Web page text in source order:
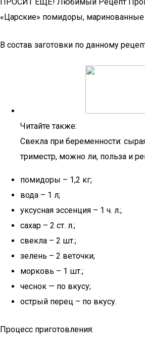
«Царские» помидоры, маринованные
В состав заготовки по данному
Читайте также:
Свекла при беременности:
триместр, можно ли, польза и
помидоры – 1,2 кг;
вода – 1 л;
уксусная эссенция – 1 ч. л.;
сахар – 2 ст. л.;
свекла – 2 шт.;
зелень – 2 веточки;
морковь – 1 шт.;
чеснок — по вкусу;
острый перец – по вкусу.
Процесс приготовления: